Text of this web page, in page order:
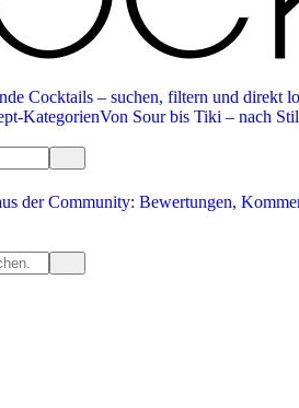
Cocktails – suchen, filtern und direkt
KategorienVon Sour bis Tiki – nach
der Community: Bewertungen,